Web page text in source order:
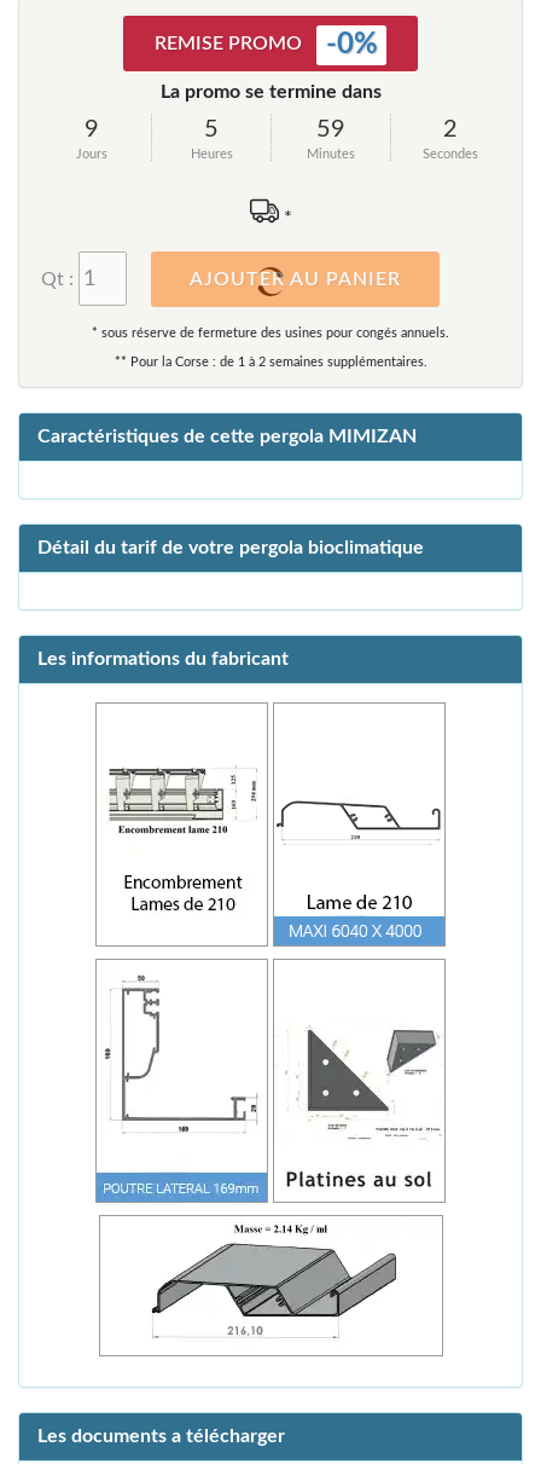
REMISE PROMO -0%
La promo se termine dans
9
Jours
5
Heures
59
Minutes
2
Secondes
*
Qt : AJOUTER AU PANIER
* sous réserve de fermeture des usines pour congés annuels.
** Pour la Corse : de 1 à 2 semaines supplémentaires.
Caractéristiques de cette pergola MIMIZAN
Détail du tarif de votre pergola bioclimatique
Les informations du fabricant
Les documents a télécharger